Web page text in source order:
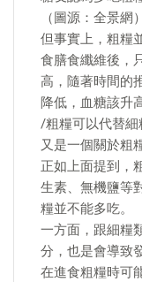
（圖源：全景網）
但事實上，粗糧
食膳食纖維後，
高，隨著時間的
降低，血糖該升
/粗糧可以代替
又是一個關於粗
正如上面提到，
生素、無機鹽等
糧並不能多吃。
一方面，跟細糧
分，也是會導致
在進食粗糧時可